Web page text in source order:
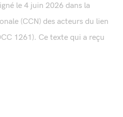
le 4 juin 2026 dans la
(CCN) des acteurs du lien
1261). Ce texte qui a reçu